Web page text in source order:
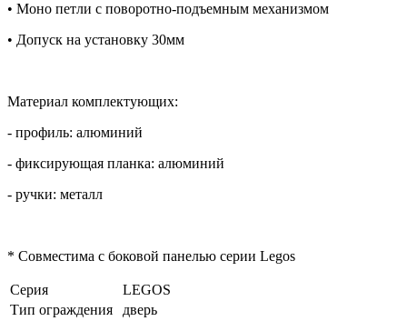
• Моно петли с поворотно-подъемным механизмом
• Допуск на установку 30мм
Материал комплектующих:
- профиль: алюминий
- фиксирующая планка: алюминий
- ручки: металл
* Совместима с боковой панелью серии Legos
Серия
LEGOS
Тип ограждения
дверь